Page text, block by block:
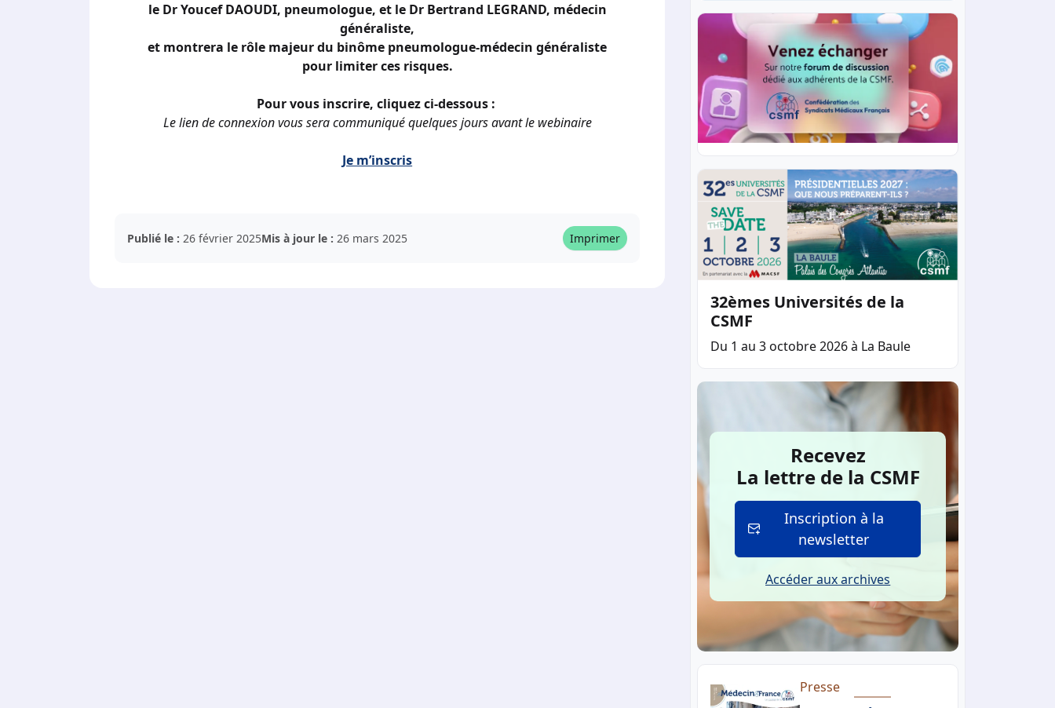
le Dr Youcef DAOUDI, pneumologue, et le Dr Bertrand LEGRAND, médecin
généraliste,
et montrera le rôle majeur du binôme pneumologue-médecin généraliste
pour limiter ces risques.
Pour vous inscrire, cliquez ci-dessous :
Le lien de connexion vous sera communiqué quelques jours avant le webinaire
Je m’inscris
Publié le : 26 février 2025Mis à jour le : 26 mars 2025 Imprimer
32èmes Universités de la
CSMF
Du 1 au 3 octobre 2026 à La Baule
Recevez
La lettre de la CSMF
Inscription à la
newsletter
Accéder aux archives
Presse